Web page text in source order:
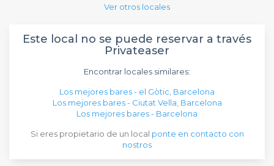
Ver otros locales
Este local no se puede reservar a través
Privateaser
Encontrar locales similares:
Los mejores bares - el Gòtic, Barcelona
Los mejores bares - Ciutat Vella, Barcelona
Los mejores bares - Barcelona
Si eres propietario de un local ponte en contacto con
nostros